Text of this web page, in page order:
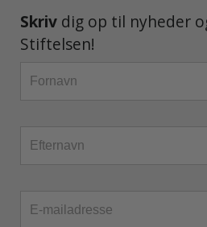
Skriv dig op til nyheder
Stiftelsen!